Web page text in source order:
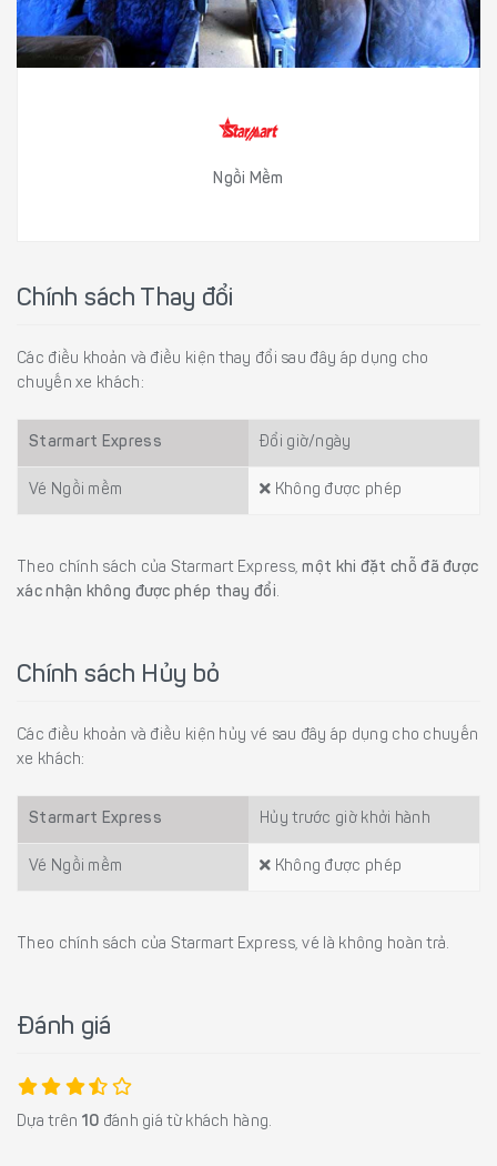
Ngồi Mềm
Chính sách Thay đổi
Các điều khoản và điều kiện thay đổi sau đây áp dụng cho
chuyến xe khách:
Starmart Express Đổi giờ/ngày
Vé Ngồi mềm Không được phép
Theo chính sách của Starmart Express,một khi đặt chỗ đã được
xác nhận không được phép thay đổi.
Chính sách Hủy bỏ
Các điều khoản và điều kiện hủy vé sau đây áp dụng cho chuyến
xe khách:
Starmart Express Hủy trước giờ khởi hành
Vé Ngồi mềm Không được phép
Theo chính sách của Starmart Express, vé là không hoàn trả.
Đánh giá
Dựa trên 10 đánh giá từ khách hàng.